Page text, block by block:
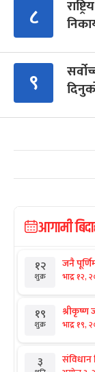
८
९
आगामी
१२
शुक्र
जनै
भाद्र १२,
१९
शुक्र
श्रीकृष्ण
भाद्र १९,
३ संविधान